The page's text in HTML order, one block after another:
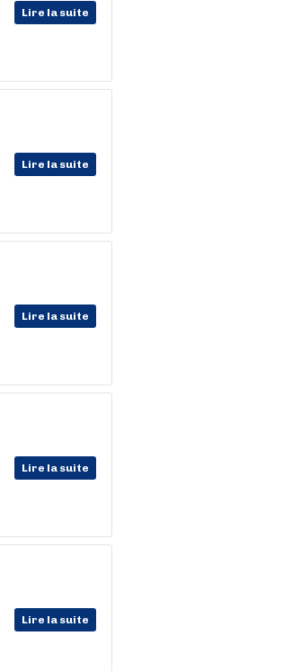
Lire la suite
Lire la suite
Lire la suite
Lire la suite
Lire la suite